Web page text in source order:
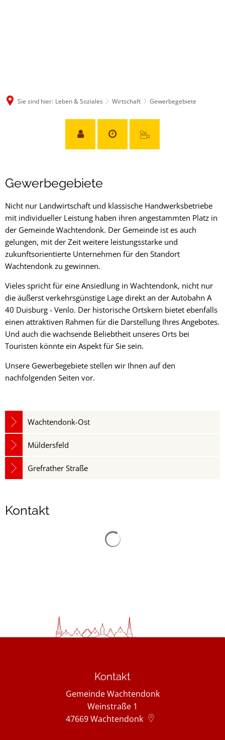
Sie sind hier: Leben & Soziales Wirtschaft Gewerbegebiete
Gewerbegebiete
Gewerbegebiete
Nicht nur Landwirtschaft und klassische Handwerksbetriebe
mit individueller Leistung haben ihren angestammten Platz in
der Gemeinde Wachtendonk. Der Gemeinde ist es auch
gelungen, mit der Zeit weitere leistungsstarke und
zukunftsorientierte Unternehmen für den Standort
Wachtendonk zu gewinnen.
Vieles spricht für eine Ansiedlung in Wachtendonk, nicht nur
die äußerst verkehrsgünstige Lage direkt an der Autobahn A
40 Duisburg - Venlo. Der historische Ortskern bietet ebenfalls
einen attraktiven Rahmen für die Darstellung Ihres Angebotes.
Und auch die wachsende Beliebtheit unseres Orts bei
Touristen könnte ein Aspekt für Sie sein.
Unsere Gewerbegebiete stellen wir Ihnen auf den
nachfolgenden Seiten vor.
Wachtendonk-Ost
Müldersfeld
Grefrather Straße
Kontakt
Kontakt
Gemeinde Wachtendonk
Weinstraße 1
47669Wachtendonk